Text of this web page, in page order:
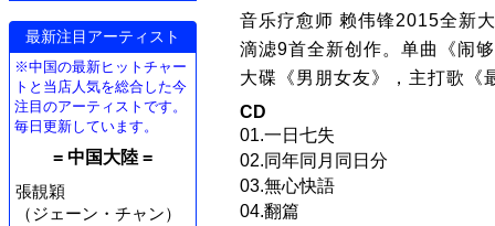
最新注目アーティスト
※中国の最新ヒットチャー
トと当店人気を総合した今
注目のアーティストです。
毎日更新しています。
= 中国大陸 =
張靚穎
（ジェーン・チャン）
音乐疗愈师 赖伟锋2015全新
滴滤9首全新创作。单曲《闹
大碟《男朋女友》，主打歌《
CD
01.一日七失
02.同年同月同日分
03.無心快語
04.翻篇